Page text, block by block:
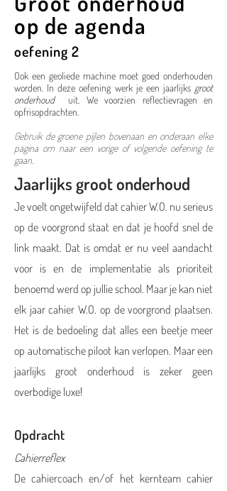
op de agenda
oefening 2
Ook een geoliede machine moet goed onderhouden
worden. In deze oefening werk je een jaarlijks groot
onderhouduit. We voorzien reflectievragen en
opfrisopdrachten.
Gebruik de groene pijlen bovenaan en onderaan elke
pagina om naar een vorige of volgende oefening te
gaan.
Jaarlijks groot onderhoud
Je voelt ongetwijfeld dat cahier W.O. nu serieus
op de voorgrond staat en dat je hoofd snel de
link maakt. Dat is omdat er nu veel aandacht
voor is en de implementatie als prioriteit
benoemd werd op jullie school. Maar je kan niet
elk jaar cahier W.O. op de voorgrond plaatsen.
Het is de bedoeling dat alles een beetje meer
op automatische piloot kan verlopen. Maar een
jaarlijks groot onderhoud is zeker geen
overbodige luxe!
Opdracht
Cahierreflex
De cahiercoach en/of het kernteam cahier